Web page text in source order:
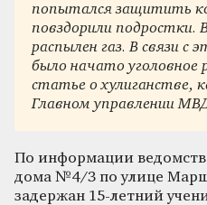
попытался защитить
повздорили
распылен газ. В связи с
было начато уголовное
статье о хулиганстве,
Главном управлении
По информации
дома №4/3 по улице
задержан 15-летний